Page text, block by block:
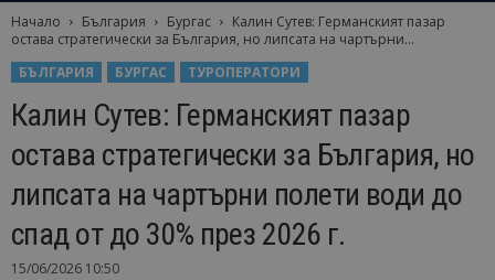
Начало България Бургас
Калин Сутев: Германският пазар
остава стратегически за България, но липсата на чартърни...
БЪЛГАРИЯ
БУРГАС ТУРОПЕРАТОРИ
Калин Сутев: Германският пазар
остава стратегически за България, но
липсата на чартърни полети води до
спад от до 30% през 2026 г.
15/06/2026 10:50